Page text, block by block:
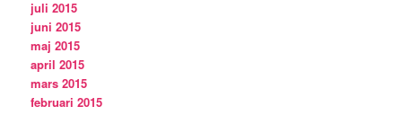
juli 2015
juni 2015
maj 2015
april 2015
mars 2015
februari 2015